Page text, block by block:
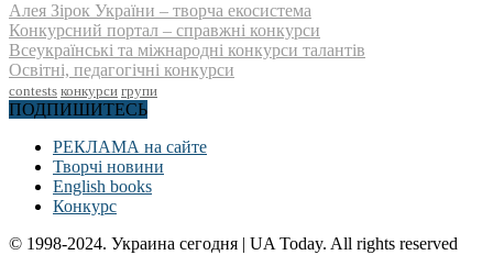
Алея Зірок України – творча екосистема
Конкурсний портал – справжні конкурси
Всеукраїнські та міжнародні конкурси талантів
Освітні, педагогічні конкурси
contests конкурси групи
ПОДПИШИТЕСЬ
РЕКЛАМА на сайте
Творчі новини
English books
Конкурс
© 1998-2024. Украина сегодня | UA Today. All rights reserved